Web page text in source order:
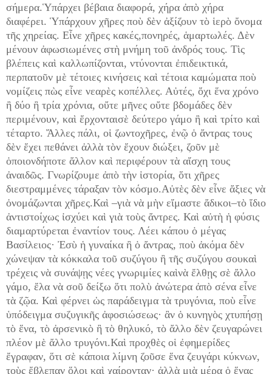
σήμερα.Ὑπάρχει βέβαια διαφορά, χήρα ἀπὸ χήρα
διαφέρει. Ὑπάρχουν χῆρες ποὺ δὲν ἀξίζουν τὸ ἱερὸ ὄνομα
τῆς χηρείας. Εἶνε χῆρες κακές,πονηρές, ἁμαρτωλές. Δὲν
μένουν ἀφωσιωμένες στὴ μνήμη τοῦ ἀνδρός τους. Τὶς
βλέπεις καὶ καλλωπίζονται, ντύνονται ἐπιδεικτικά,
περπατοῦν μὲ τέτοιες κινήσεις καὶ τέτοια καμώματα ποὺ
νομίζεις πὼς εἶνε νεαρὲς κοπέλλες. Αὐτές, ὄχι ἕνα χρόνο
ἢ δύο ἢ τρία χρόνια, οὔτε μῆνες οὔτε βδομάδες δὲν
περιμένουν, καὶ ἔρχονταισὲ δεύτερο γάμο ἢ καὶ τρίτο καὶ
τέταρτο. Ἄλλες πάλι, οἱ ζωντοχῆρες, ἐνῷ ὁ ἄντρας τους
δὲν ἔχει πεθάνει ἀλλὰ τὸν ἔχουν διώξει, ζοῦν μὲ
ὁποιονδήποτε ἄλλον καὶ περιφέρουν τὰ αἴσχη τους
ἀναιδῶς. Γνωρίζουμε ἀπὸ τὴν ἱστορία, ὅτι χῆρες
διεστραμμένες τάραξαν τὸν κόσμο.Αὐτὲς δὲν εἶνε ἄξιες νὰ
ὀνομάζωνται χῆρες.Καὶ –γιὰ νὰ μὴν εἴμαστε ἄδικοι–τὸ ἴδιο
ἀντιστοίχως ἰσχύει καὶ γιὰ τοὺς ἄντρες. Καὶ αὐτὴ ἡ φύσις
διαμαρτύρεται ἐναντίον τους. Λέει κάπου ὁ μέγας
Βασίλειος· Ἐσὺ ἡ γυναίκα ἢ ὁ ἄντρας, ποὺ ἀκόμα δὲν
χώνεψαν τὰ κόκκαλα τοῦ συζύγου ἢ τῆς συζύγου σουκαὶ
τρέχεις νὰ συνάψῃς νέες γνωριμίες καὶνὰ ἔλθῃς σὲ ἄλλο
γάμο, ἔλα νὰ σοῦ δείξω ὅτι πολὺ ἀνώτερα ἀπὸ σένα εἶνε
τὰ ζῷα. Καὶ φέρνει ὡς παράδειγμα τὰ τρυγόνια, ποὺ εἶνε
ὑπόδειγμα συζυγικῆς ἀφοσιώσεως· ἂν ὁ κυνηγὸς χτυπήσῃ
τὸ ἕνα, τὸ ἀρσενικὸ ἢ τὸ θηλυκό, τὸ ἄλλο δὲν ζευγαρώνει
πλέον μὲ ἄλλο τρυγόνι.Καὶ προχθὲς οἱ ἐφημερίδες
ἔγραφαν, ὅτι σὲ κάποια λίμνη ζοῦσε ἕνα ζευγάρι κύκνων,
τοὺς ἔβλεπαν ὅλοι καὶ χαίρονταν· ἀλλὰ μιὰ μέρα ὁ ἕνας